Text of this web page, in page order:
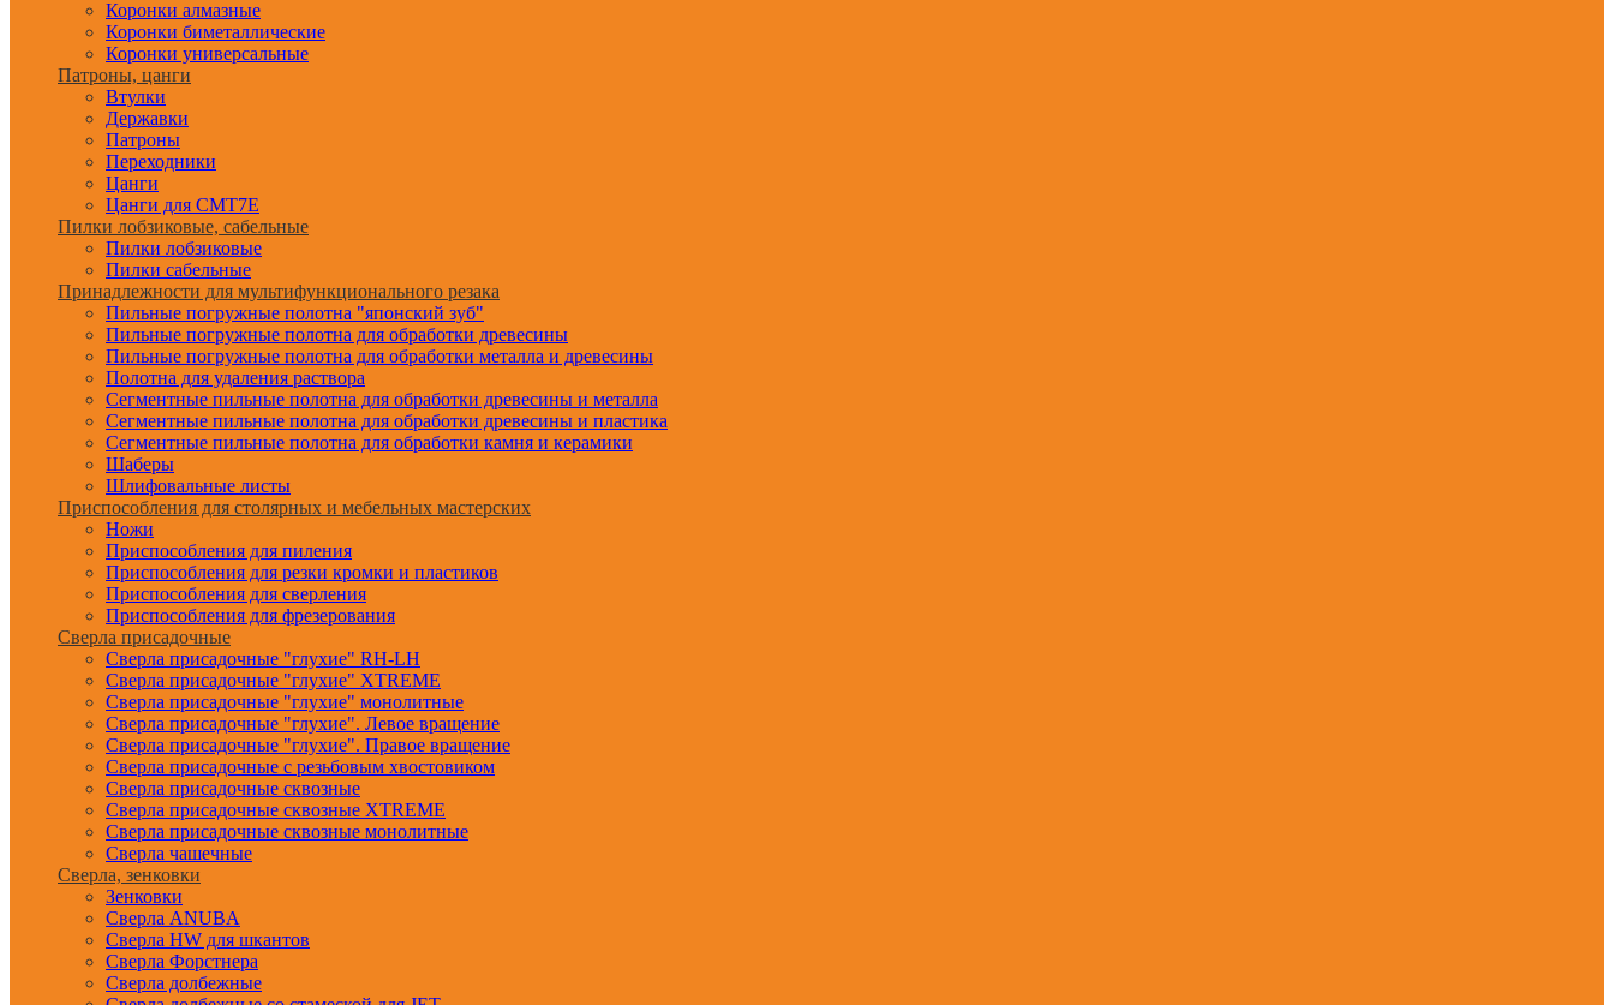
Коронки алмазные
Коронки биметаллические
Коронки универсальные
Патроны, цанги
Втулки
Державки
Патроны
Переходники
Цанги
Цанги для CMT7E
Пилки лобзиковые, сабельные
Пилки лобзиковые
Пилки сабельные
Принадлежности для мультифункционального резака
Пильные погружные полотна "японский зуб"
Пильные погружные полотна для обработки древесины
Пильные погружные полотна для обработки металла и древесины
Полотна для удаления раствора
Сегментные пильные полотна для обработки древесины и металла
Сегментные пильные полотна для обработки древесины и пластика
Сегментные пильные полотна для обработки камня и керамики
Шаберы
Шлифовальные листы
Приспособления для столярных и мебельных мастерских
Ножи
Приспособления для пиления
Приспособления для резки кромки и пластиков
Приспособления для сверления
Приспособления для фрезерования
Сверла присадочные
Сверла присадочные "глухие" RH-LH
Сверла присадочные "глухие" XTREME
Сверла присадочные "глухие" монолитные
Сверла присадочные "глухие". Левое вращение
Сверла присадочные "глухие". Правое вращение
Сверла присадочные с резьбовым хвостовиком
Сверла присадочные сквозные
Сверла присадочные сквозные XTREME
Сверла присадочные сквозные монолитные
Сверла чашечные
Сверла, зенковки
Зенковки
Сверла ANUBA
Сверла HW для шкантов
Сверла Форстнера
Сверла долбежные